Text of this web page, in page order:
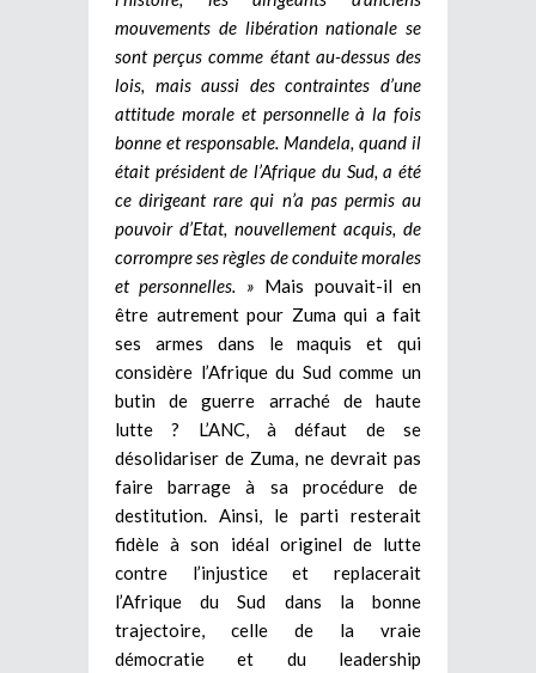
mouvements de libération nationale se
sont perçus comme étant au-dessus des
lois, mais aussi des contraintes d’une
attitude morale et personnelle à la fois
bonne et responsable. Mandela, quand il
était président de l’Afrique du Sud, a été
ce dirigeant rare qui n’a pas permis au
pouvoir d’Etat, nouvellement acquis, de
corrompre ses règles de conduite morales
et personnelles. » Mais pouvait-il en
être autrement pour Zuma qui a fait
ses armes dans le maquis et qui
considère l’Afrique du Sud comme un
butin de guerre arraché de haute
lutte ? L’ANC, à défaut de se
désolidariser de Zuma, ne devrait pas
faire barrage à sa procédure de
destitution. Ainsi, le parti resterait
fidèle à son idéal originel de lutte
contre l’injustice et replacerait
l’Afrique du Sud dans la bonne
trajectoire, celle de la vraie
démocratie et du leadership